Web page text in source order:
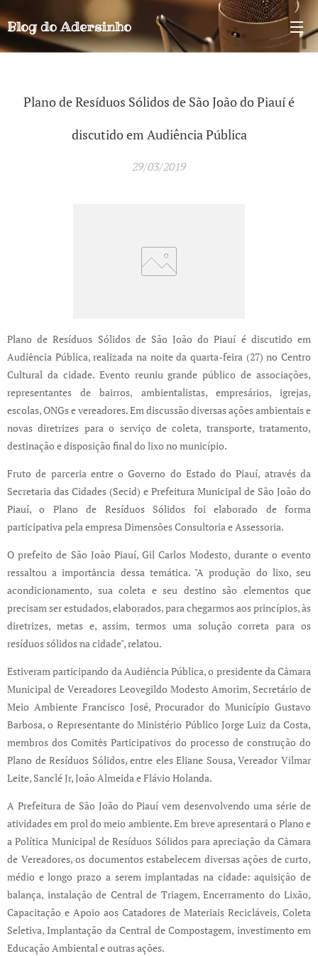
Blog doAdersinho
Plano de Resíduos Sólidos de São João do Piauí é
discutido em Audiência Pública
29/03/2019
Plano de Resíduos Sólidos de São João do Piauí é discutido em
Audiência Pública, realizada na noite da quarta-feira (27) no Centro
Cultural da cidade. Evento reuniu grande público de associações,
representantes de bairros, ambientalistas, empresários, igrejas,
escolas, ONGs e vereadores. Em discussão diversas ações ambientais e
novas diretrizes para o serviço de coleta, transporte, tratamento,
destinação e disposição final do lixo no município.
Fruto de parceria entre o Governo do Estado do Piauí, através da
Secretaria das Cidades (Secid) e Prefeitura Municipal de São João do
Piauí, o Plano de Resíduos Sólidos foi elaborado de forma
participativa pela empresa Dimensões Consultoria e Assessoria.
O prefeito de São João Piauí, Gil Carlos Modesto, durante o evento
ressaltou a importância dessa temática. "A produção do lixo, seu
acondicionamento, sua coleta e seu destino são elementos que
precisam ser estudados, elaborados, para chegarmos aos princípios, às
diretrizes, metas e, assim, termos uma solução correta para os
resíduos sólidos na cidade", relatou.
Estiveram participando da Audiência Pública, o presidente da Câmara
Municipal de Vereadores Leovegildo Modesto Amorim, Secretário de
Meio Ambiente Francisco José, Procurador do Município Gustavo
Barbosa, o Representante do Ministério Público Jorge Luiz da Costa,
membros dos Comitês Participativos do processo de construção do
Plano de Resíduos Sólidos, entre eles Eliane Sousa, Vereador Vilmar
Leite, Sanclé Jr, João Almeida e Flávio Holanda.
A Prefeitura de São João do Piauí vem desenvolvendo uma série de
atividades em prol do meio ambiente. Em breve apresentará o Plano e
a Política Municipal de Resíduos Sólidos para apreciação da Câmara
de Vereadores, os documentos estabelecem diversas ações de curto,
médio e longo prazo a serem implantadas na cidade: aquisição de
balança, instalação de Central de Triagem, Encerramento do Lixão,
Capacitação e Apoio aos Catadores de Materiais Recicláveis, Coleta
Seletiva, Implantação da Central de Compostagem, investimento em
Educação Ambiental e outras ações.